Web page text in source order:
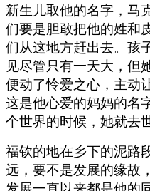
新生儿取他的名字，马
们要是胆敢把他的姓和
们从这地方赶出去。孩
见尽管只有一天大，但
便动了怜爱之心，主动
这是他心爱的妈妈的名
个世界的时候，她就去
福钦的地在乡下的泥路
远，要不是发展的缘故